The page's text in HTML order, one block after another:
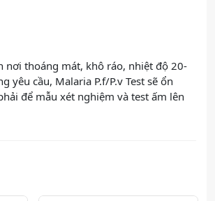
nơi thoáng mát, khô ráo, nhiệt độ 20-
cầu, Malaria P.f/P.v Test sẽ ổn
để mẫu xét nghiệm và test ấm lên